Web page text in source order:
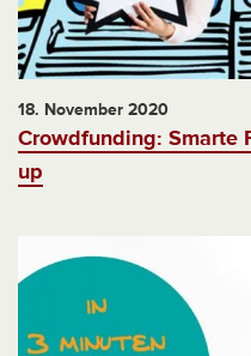
18. November 2020
Crowdfunding: Smarte
up